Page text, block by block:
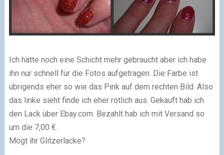
Ich hätte noch eine Schicht mehr gebraucht aber ich habe
ihn nur schnell für die Fotos aufgetragen. Die Farbe ist
übrigends eher so wie das Pink auf dem rechten Bild. Also
das linke sieht finde ich eher rötlich aus. Gekauft hab ich
den Lack über Ebay.com. Bezahlt hab ich mit Versand so
um die 7,00 €.
Mögt ihr Glitzerlacke?